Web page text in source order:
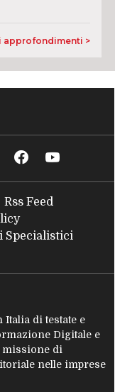
approfondimenti >
Rss Feed
Specialistici
di testate e
Digitale e
missione di
nelle imprese